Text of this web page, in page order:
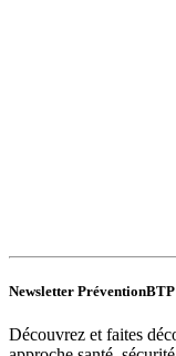
Newsletter PréventionBTP
Découvrez et faites